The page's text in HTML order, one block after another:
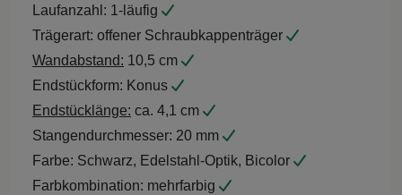
Laufanzahl: 1-läufig
Trägerart: offener Schraubkappenträger
Wandabstand: 10,5 cm
Endstückform: Konus
Endstücklänge: ca. 4,1 cm
Stangendurchmesser: 20 mm
Farbe: Schwarz, Edelstahl-Optik, Bicolor
Farbkombination: mehrfarbig